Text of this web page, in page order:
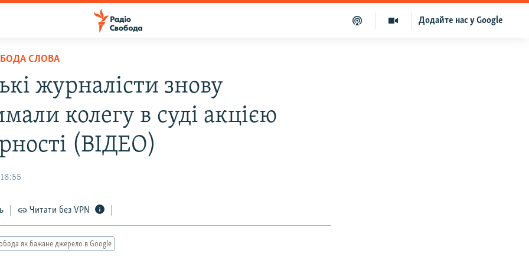
Додайте нас у Google
СЛОВА
журналісти знову
колегу в суді акцією
(ВІДЕО)
Читати без VPN
як бажане джерело в Google